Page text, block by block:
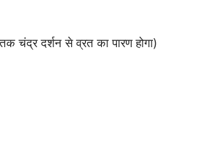
चंद्र दर्शन से व्रत का पारण होगा)